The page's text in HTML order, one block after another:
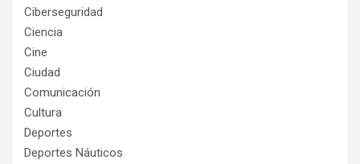
Ciberseguridad
Ciencia
Cine
Ciudad
Comunicación
Cultura
Deportes
Deportes Náuticos